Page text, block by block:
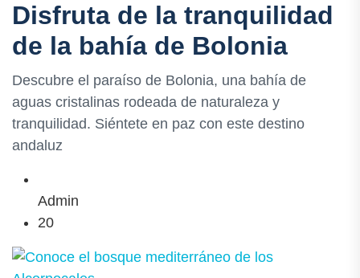
Disfruta de la tranquilidad
de la bahía de Bolonia
Descubre el paraíso de Bolonia, una bahía de
aguas cristalinas rodeada de naturaleza y
tranquilidad. Siéntete en paz con este destino
andaluz
Admin
20